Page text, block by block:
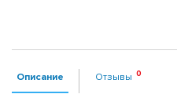
Описание Отзывы